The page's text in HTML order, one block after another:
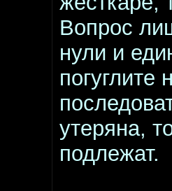
Вопрос
нули и
утеряна,
подлежат.